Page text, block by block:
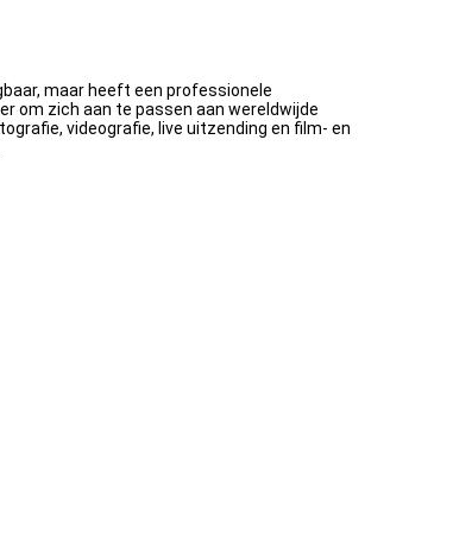
maar heeft een professionele
om zich aan te passen aan wereldwijde
videografie, live uitzending en film- en